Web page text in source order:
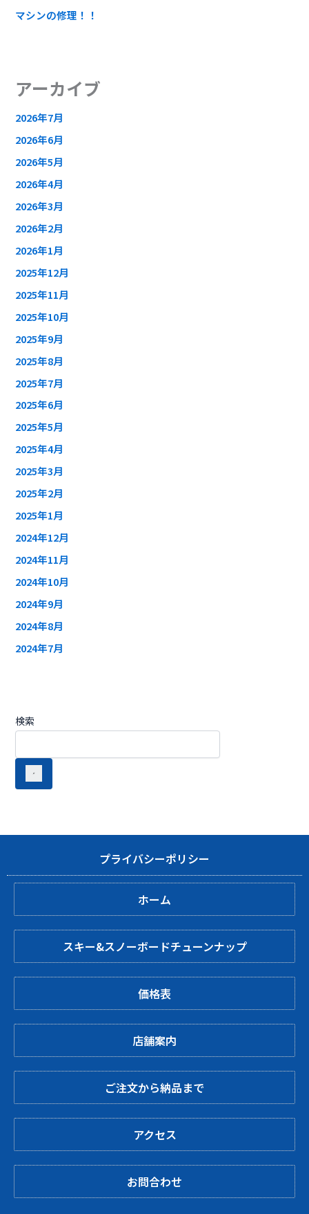
マシンの修理！！
アーカイブ
2026年7月
2026年6月
2026年5月
2026年4月
2026年3月
2026年2月
2026年1月
2025年12月
2025年11月
2025年10月
2025年9月
2025年8月
2025年7月
2025年6月
2025年5月
2025年4月
2025年3月
2025年2月
2025年1月
2024年12月
2024年11月
2024年10月
2024年9月
2024年8月
2024年7月
検索
プライバシーポリシー
ホーム
スキー&スノーボードチューンナップ
価格表
店舗案内
ご注文から納品まで
アクセス
お問合わせ